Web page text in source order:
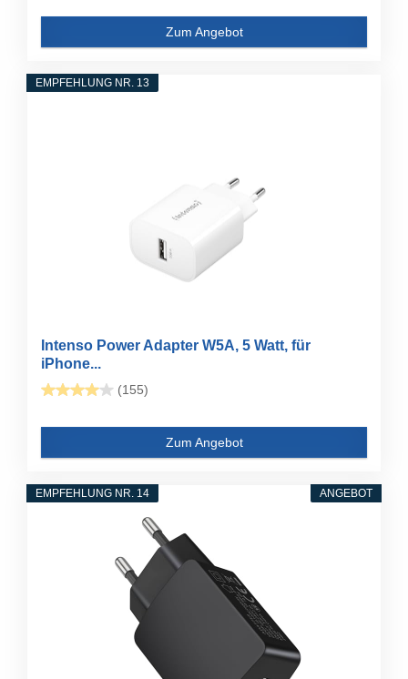
Zum Angebot
EMPFEHLUNG NR. 13
Intenso Power Adapter W5A, 5 Watt, für
iPhone...
(155)
Zum Angebot
ANGEBOT
EMPFEHLUNG NR. 14